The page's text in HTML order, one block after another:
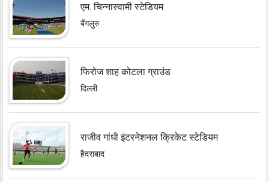
एम. चिन्नास्वामी स्टेडियम
बैंगलुरु
फिरोज शाह कोटला ग्राउंड
दिल्ली
राजीव गांधी इंटरनेशनल क्रिकेट स्टेडियम
हैदराबाद